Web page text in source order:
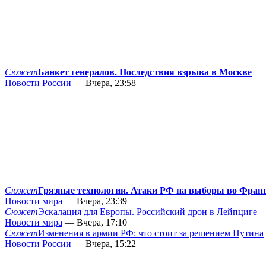
СюжетБанкет генералов. Последствия взрыва в Москве
Новости России — Вчера, 23:58
СюжетГрязные технологии. Атаки РФ на выборы во
Новости мира — Вчера, 23:39
СюжетЭскалация для Европы. Российский дрон в Лейпциге
Новости мира — Вчера, 17:10
СюжетИзменения в армии РФ: что стоит за решением Путина
Новости России — Вчера, 15:22